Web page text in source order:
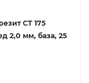
CT 175
2,0 мм, база, 25